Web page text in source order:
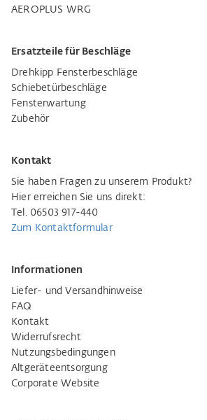
AEROPLUS WRG
Ersatzteile für Beschläge
Drehkipp Fensterbeschläge
Schiebetürbeschläge
Fensterwartung
Zubehör
Kontakt
Sie haben Fragen zu unserem Produkt?
Hier erreichen Sie uns direkt:
Tel. 06503 917-440
Zum Kontaktformular
Informationen
Liefer- und Versandhinweise
FAQ
Kontakt
Widerrufsrecht
Nutzungsbedingungen
Altgeräteentsorgung
Corporate Website